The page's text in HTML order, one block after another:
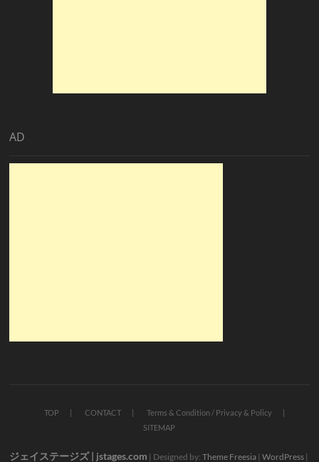
AD
TOP CONTACT
Terms & Condition / Privacy & Policy
SITEMAP
ジェイステージズ | jstages.com | Designed by:Theme Freesia |WordPress |